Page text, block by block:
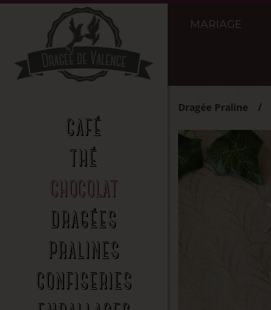
CAFÉ
THÉ
CHOCOLAT
DRAGÉES
PRALINES
CONFISERIES
MARIAGE
Dragée Praline